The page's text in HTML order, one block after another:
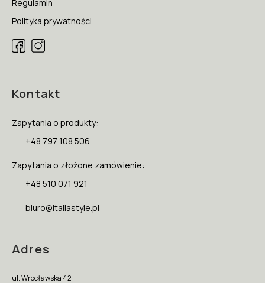
Regulamin
Polityka prywatności
Kontakt
Zapytania o produkty:
+48 797 108 506
Zapytania o złożone zamówienie:
+48 510 071 921
biuro@italiastyle.pl
Adres
ul. Wrocławska 42